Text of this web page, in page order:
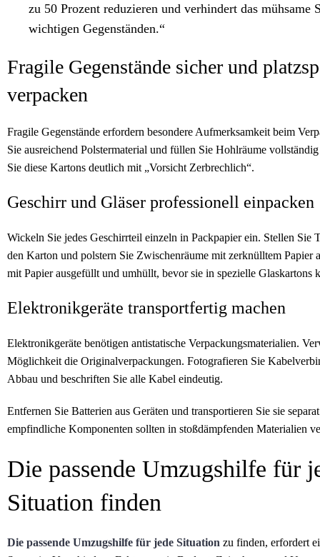
zu 50 Prozent reduzieren und verhindert das mühsame
wichtigen Gegenständen.“
Fragile Gegenstände sicher und
verpacken
Fragile Gegenstände erfordern besondere Aufmerksamkeit beim
Sie ausreichend Polstermaterial und füllen Sie Hohlräume
Sie diese Kartons deutlich mit „Vorsicht Zerbrechlich“.
Geschirr und Gläser professionell einpacken
Wickeln Sie jedes Geschirrteil einzeln in Packpapier ein. Stellen Sie
den Karton und polstern Sie Zwischenräume mit zerknülltem Papier
mit Papier ausgefüllt und umhüllt, bevor sie in spezielle Glaskartons
Elektronikgeräte transportfertig machen
Elektronikgeräte benötigen antistatische Verpackungsmaterialien.
Möglichkeit die Originalverpackungen. Fotografieren Sie
Abbau und beschriften Sie alle Kabel eindeutig.
Entfernen Sie Batterien aus Geräten und transportieren Sie sie
empfindliche Komponenten sollten in stoßdämpfenden Materialien
Die passende Umzugshilfe für
Situation finden
Die passende Umzugshilfe für jede Situation zu finden, erfordert